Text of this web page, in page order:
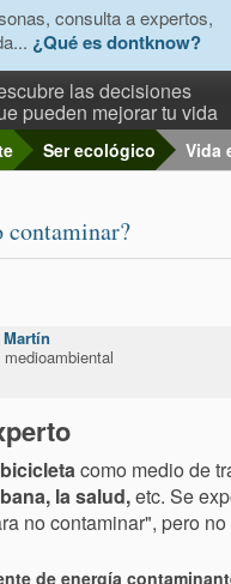
consulta a expertos,
¿Qué es dontknow?
las decisiones
pueden mejorar tu vida
Ser ecológico Vida
contaminar?
como medio de
la salud,etc. Se
no contaminar", pero
de energía